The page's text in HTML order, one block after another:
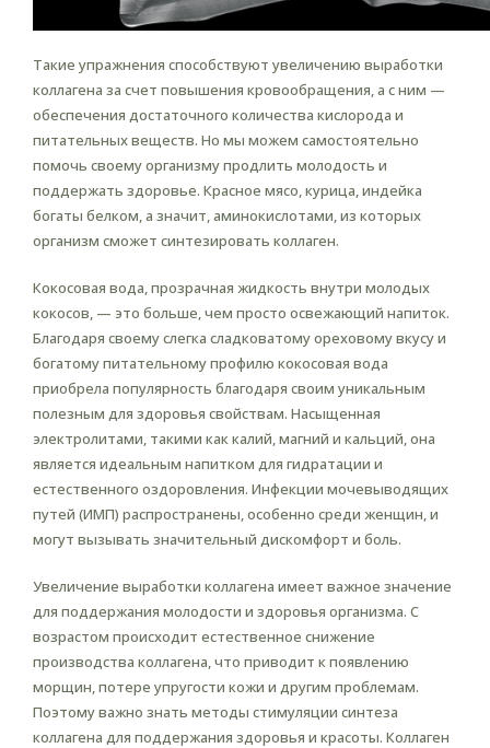
Такие упражнения способствуют увеличению выработки
коллагена за счет повышения кровообращения, а с ним —
обеспечения достаточного количества кислорода и
питательных веществ. Но мы можем самостоятельно
помочь своему организму продлить молодость и
поддержать здоровье. Красное мясо, курица, индейка
богаты белком, а значит, аминокислотами, из которых
организм сможет синтезировать коллаген.
Кокосовая вода, прозрачная жидкость внутри молодых
кокосов, — это больше, чем просто освежающий напиток.
Благодаря своему слегка сладковатому ореховому вкусу и
богатому питательному профилю кокосовая вода
приобрела популярность благодаря своим уникальным
полезным для здоровья свойствам. Насыщенная
электролитами, такими как калий, магний и кальций, она
является идеальным напитком для гидратации и
естественного оздоровления. Инфекции мочевыводящих
путей (ИМП) распространены, особенно среди женщин, и
могут вызывать значительный дискомфорт и боль.
Увеличение выработки коллагена имеет важное значение
для поддержания молодости и здоровья организма. С
возрастом происходит естественное снижение
производства коллагена, что приводит к появлению
морщин, потере упругости кожи и другим проблемам.
Поэтому важно знать методы стимуляции синтеза
коллагена для поддержания здоровья и красоты. Коллаген